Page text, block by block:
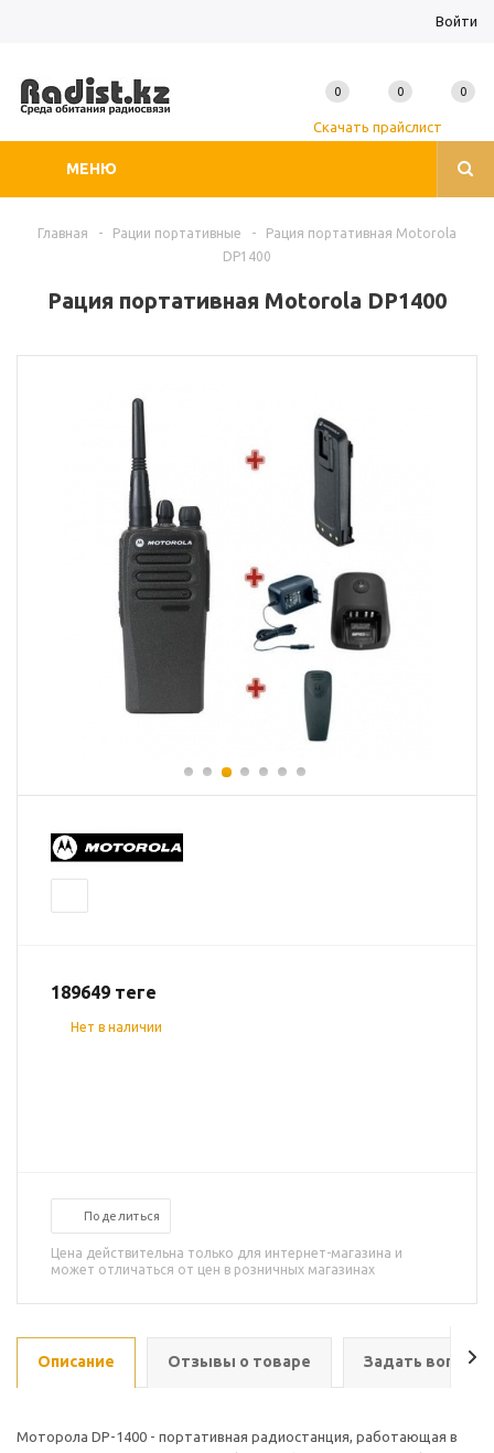
Войти
МЕНЮ
Скачать прайслист
0 0 0
Главная - Рации портативные -
Рация портативная Motorola
DP1400
Рация портативная Motorola DP1400
189649 теңге
Нет в наличии
Поделиться
Цена действительна только для интернет-магазина и
может отличаться от цен в розничных магазинах
Описание Отзывы о товаре Задать вопрос
Моторола DP-1400 - портативная радиостанция, работающая в